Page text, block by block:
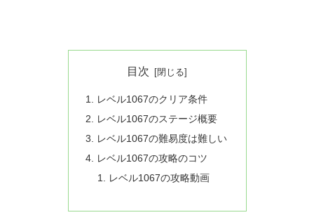
目次
レベル1067のクリア条件
レベル1067のステージ概要
レベル1067の難易度は難しい
レベル1067の攻略のコツ
レベル1067の攻略動画